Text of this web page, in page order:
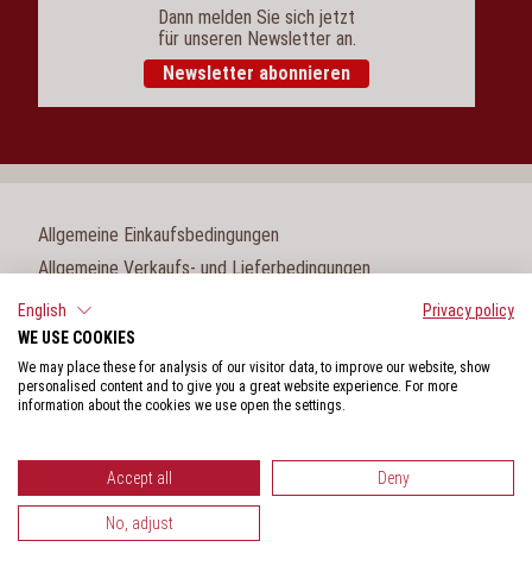
Dann melden Sie sich jetzt
für unseren Newsletter an.
Newsletter abonnieren
Allgemeine Einkaufsbedingungen
Allgemeine Verkaufs- und Lieferbedingungen
Impressum
Datenschutz
English
Privacy policy
WE USE COOKIES
We may place these for analysis of our visitor data, to improve our website, show
personalised content and to give you a great website experience. For more
information about the cookies we use open the settings.
Accept all Deny
No, adjust